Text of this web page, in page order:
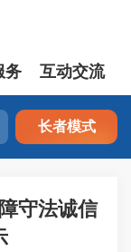
务 互动交流
长者模式
守法诚信